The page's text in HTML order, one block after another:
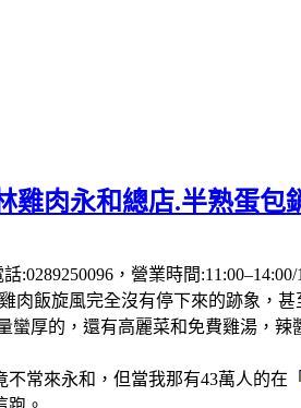
雞肉永和總店.半熟蛋
:0289250096，營業時間
肉飯旋風完全沒有停下來的跡象，
蠻厚的，還有高麗菜和免費雞湯，
常來永和，但當我那有43萬人的在「